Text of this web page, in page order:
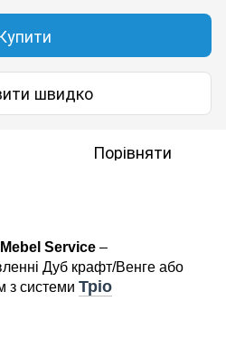
швидко
Порівняти
Mebel Service –
Дуб крафт/Венге або
з системи Тріо